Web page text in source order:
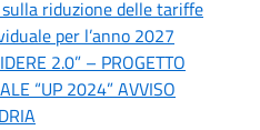
riduzione delle tariffe
per l’anno 2027
2.0” – PROGETTO
“UP 2024” AVVISO